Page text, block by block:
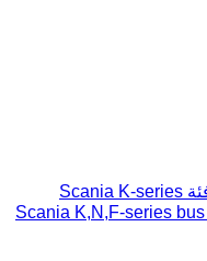
جهاز التدفئة Scania K-series